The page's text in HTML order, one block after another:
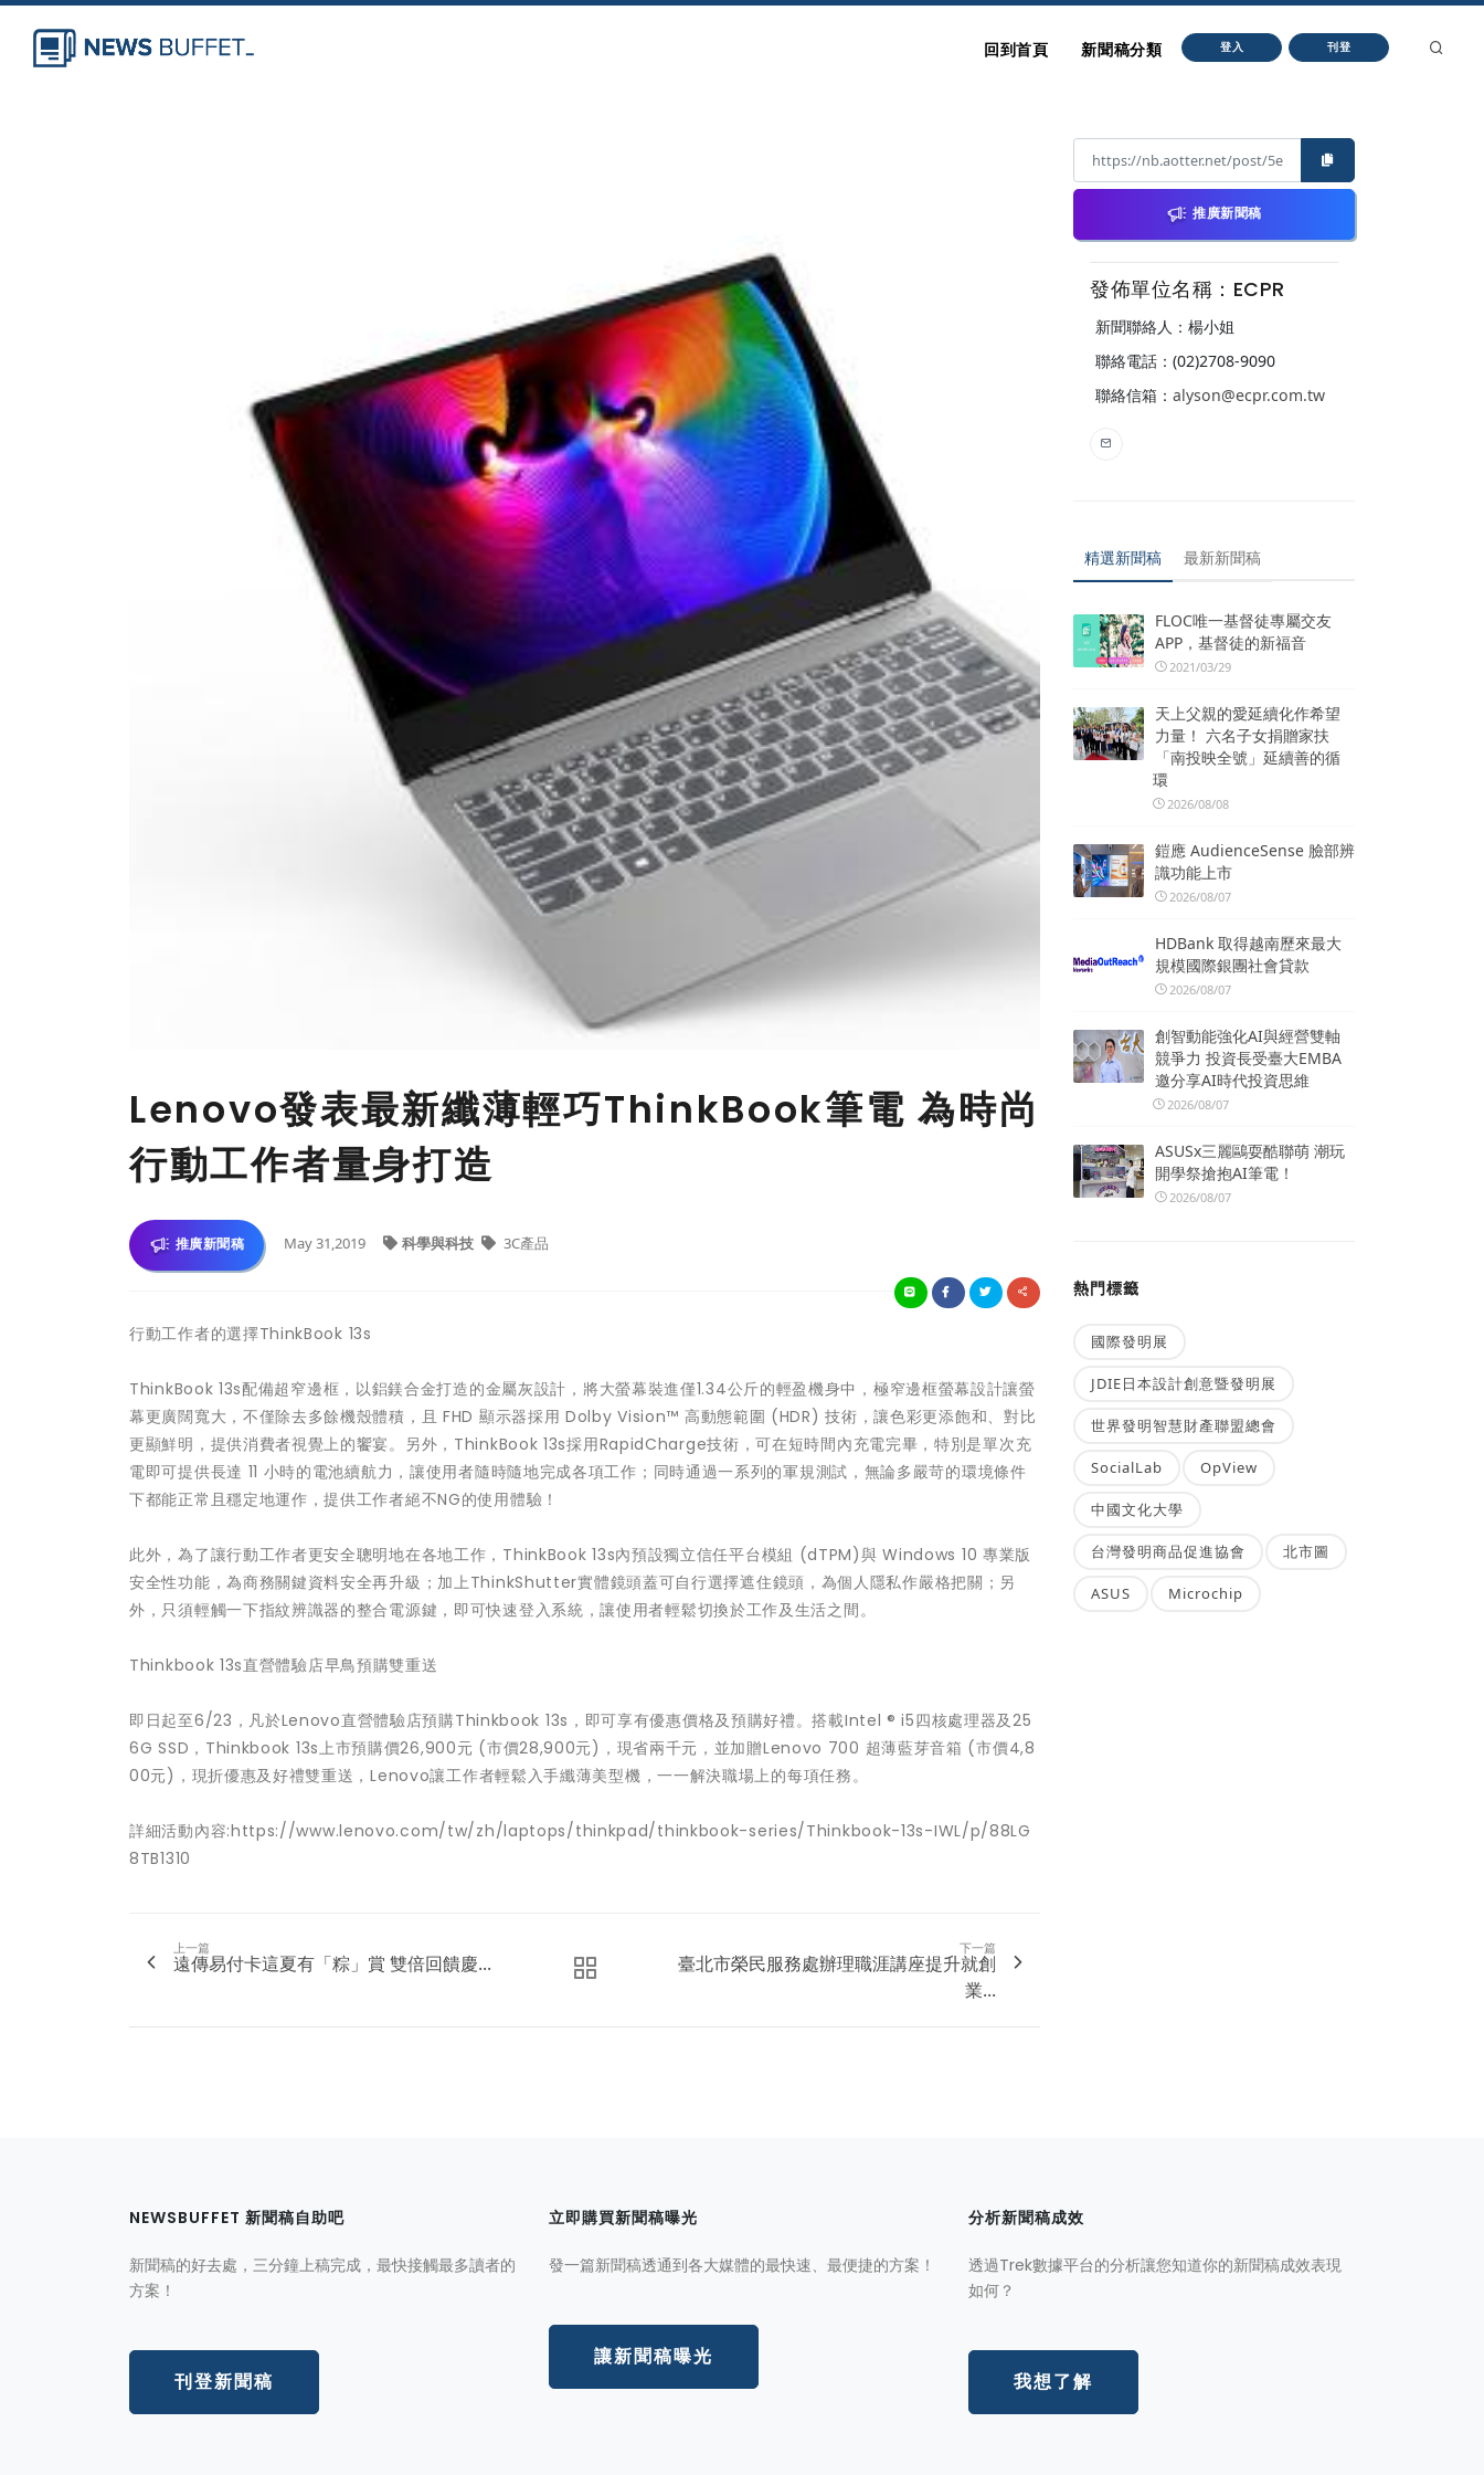
回到首頁 新聞稿分類 登入 刊登
Lenovo發表最新纖薄輕巧ThinkBook筆電 為時尚
行動工作者量身打造
推廣新聞稿 May 31,2019 科學與科技 3C產品
行動工作者的選擇ThinkBook 13s
ThinkBook 13s配備超窄邊框，以鋁鎂合金打造的金屬灰設計，將大螢幕裝進僅1.34公斤的輕盈機身中，極窄邊框螢幕設計讓螢
幕更廣闊寬大，不僅除去多餘機殼體積，且 FHD 顯示器採用 Dolby Vision™ 高動態範圍 (HDR) 技術，讓色彩更添飽和、對比
更顯鮮明，提供消費者視覺上的饗宴。另外，ThinkBook 13s採用RapidCharge技術，可在短時間內充電完畢，特別是單次充
電即可提供長達 11 小時的電池續航力，讓使用者隨時隨地完成各項工作；同時通過一系列的軍規測試，無論多嚴苛的環境條件
下都能正常且穩定地運作，提供工作者絕不NG的使用體驗！
此外，為了讓行動工作者更安全聰明地在各地工作，ThinkBook 13s內預設獨立信任平台模組 (dTPM)與 Windows 10 專業版
安全性功能，為商務關鍵資料安全再升級；加上ThinkShutter實體鏡頭蓋可自行選擇遮住鏡頭，為個人隱私作嚴格把關；另
外，只須輕觸一下指紋辨識器的整合電源鍵，即可快速登入系統，讓使用者輕鬆切換於工作及生活之間。
Thinkbook 13s直營體驗店早鳥預購雙重送
即日起至6/23，凡於Lenovo直營體驗店預購Thinkbook 13s，即可享有優惠價格及預購好禮。搭載Intel ® i5四核處理器及25
6G SSD，Thinkbook 13s上市預購價26,900元 (市價28,900元)，現省兩千元，並加贈Lenovo 700 超薄藍芽音箱 (市價4,8
00元)，現折優惠及好禮雙重送，Lenovo讓工作者輕鬆入手纖薄美型機，一一解決職場上的每項任務。
詳細活動內容:https://www.lenovo.com/tw/zh/laptops/thinkpad/thinkbook-series/Thinkbook-13s-IWL/p/88LG
8TB1310
上一篇
遠傳易付卡這夏有「粽」賞 雙倍回饋慶...
下一篇
臺北市榮民服務處辦理職涯講座提升就創
業...
推廣新聞稿
發佈單位名稱：ECPR
新聞聯絡人：楊小姐
聯絡電話：(02)2708-9090
聯絡信箱： alyson@ecpr.com.tw
精選新聞稿 最新新聞稿
FLOC唯一基督徒專屬交友
APP，基督徒的新福音
2021/03/29
天上父親的愛延續化作希望
力量！ 六名子女捐贈家扶
「南投映全號」延續善的循
環
2026/08/08
鎧應 AudienceSense 臉部辨
識功能上市
2026/08/07
HDBank 取得越南歷來最大
規模國際銀團社會貸款
2026/08/07
創智動能強化AI與經營雙軸
競爭力 投資長受臺大EMBA
邀分享AI時代投資思維
2026/08/07
ASUSx三麗鷗耍酷聯萌 潮玩
開學祭搶抱AI筆電！
2026/08/07
熱門標籤
國際發明展
JDIE日本設計創意暨發明展
世界發明智慧財產聯盟總會
SocialLab OpView
中國文化大學
台灣發明商品促進協會 北市圖
ASUS Microchip
NEWSBUFFET 新聞稿自助吧
新聞稿的好去處，三分鐘上稿完成，最快接觸最多讀者的
方案！
刊登新聞稿
立即購買新聞稿曝光
發一篇新聞稿透通到各大媒體的最快速、最便捷的方案！
讓新聞稿曝光
分析新聞稿成效
透過Trek數據平台的分析讓您知道你的新聞稿成效表現
如何？
我想了解